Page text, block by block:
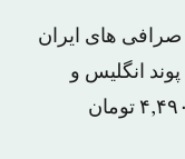
در صرافی های ایران
۳,۲۸۵ تومان، پوند انگلیس و
یورو به ترتیب معادل ۵,۴۹۵ تومان ۴,۴۹۰ تومان